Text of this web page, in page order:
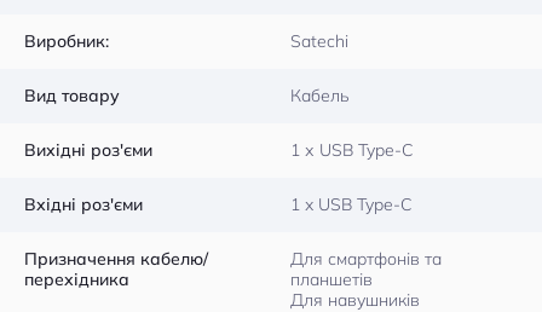
Виробник: Satechi
Вид товару Кабель
Вихідні роз'єми 1 х USB Type-C
Вхідні роз'єми 1 x USB Type-C
Призначення кабелю/
перехідника
Для смартфонів та
планшетів
Для навушників